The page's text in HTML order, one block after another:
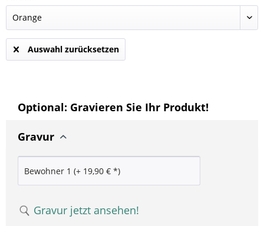
Auswahl zurücksetzen
Optional: Gravieren Sie Ihr Produkt!
Gravur
Gravur jetzt ansehen!